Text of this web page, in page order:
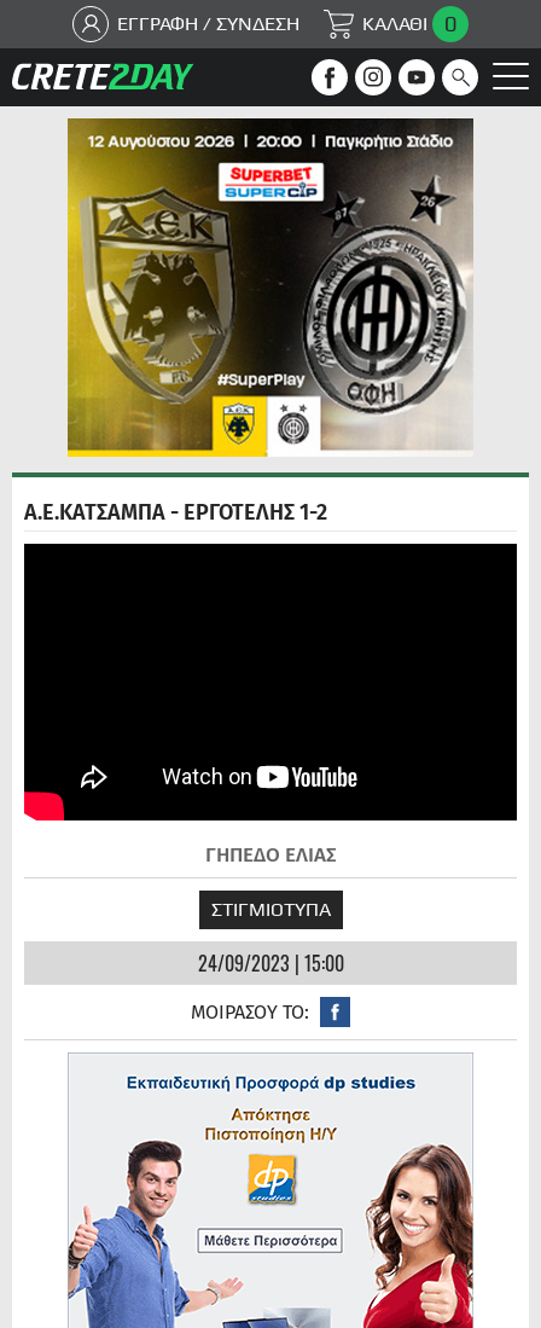
ΕΓΓΡΑΦΗ / ΣΥΝΔΕΣΗ ΚΑΛΑΘΙ 0
Α.Ε.ΚΑΤΣΑΜΠΑ - ΕΡΓΟΤΕΛΗΣ 1-2
ΓΗΠΕΔΟ ΕΛΙΑΣ
ΣΤΙΓΜΙΟΤΥΠΑ
24/09/2023 | 15:00
ΜΟΙΡΑΣΟΥ ΤΟ: